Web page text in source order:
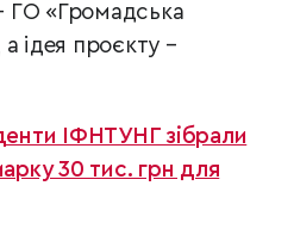
ГО «Громадська
а ідея проєкту –
ІФНТУНГ зібрали
30 тис. грн для